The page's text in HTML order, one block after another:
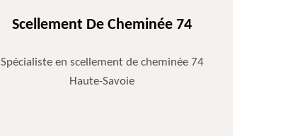
Scellement De Cheminée 74
Spécialiste en scellement de cheminée 74
Haute-Savoie